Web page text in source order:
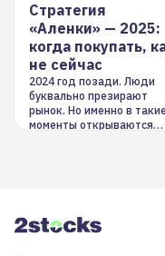
Стратегия
«Аленки» — 2025:
когда покупать,
не сейчас
2024 год позади. Люди
буквально презирают
рынок. Но именно в такие
моменты открываются